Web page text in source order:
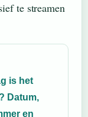
te streamen
is het
Datum,
en